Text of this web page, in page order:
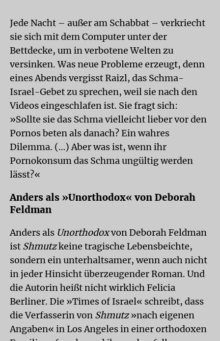
Jede Nacht – außer am Schabbat – verkriecht
sie sich mit dem Computer unter der
Bettdecke, um in verbotene Welten zu
versinken. Was neue Probleme erzeugt, denn
eines Abends vergisst Raizl, das Schma-
Israel-Gebet zu sprechen, weil sie nach den
Videos eingeschlafen ist. Sie fragt sich:
»Sollte sie das Schma vielleicht lieber vor den
Pornos beten als danach? Ein wahres
Dilemma. (…) Aber was ist, wenn ihr
Pornokonsum das Schma ungültig werden
lässt?«
Anders als »Unorthodox« von Deborah
Feldman
Anders als Unorthodoxvon Deborah Feldman
ist Shmutzkeine tragische Lebensbeichte,
sondern ein unterhaltsamer, wenn auch nicht
in jeder Hinsicht überzeugender Roman. Und
die Autorin heißt nicht wirklich Felicia
Berliner. Die »Times of Israel« schreibt, dass
die Verfasserin von Shmutz»nach eigenen
Angaben« in Los Angeles in einer orthodoxen